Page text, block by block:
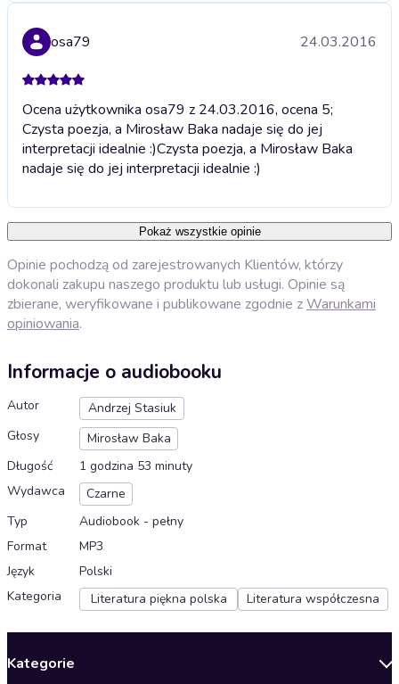
osa79 24.03.2016
Ocena użytkownika osa79 z 24.03.2016, ocena 5;
Czysta poezja, a Mirosław Baka nadaje się do jej
interpretacji idealnie :)Czysta poezja, a Mirosław Baka
nadaje się do jej interpretacji idealnie :)
Pokaż wszystkie opinie
Opinie pochodzą od zarejestrowanych Klientów, którzy
dokonali zakupu naszego produktu lub usługi. Opinie są
zbierane, weryfikowane i publikowane zgodnie zWarunkami
opiniowania.
Informacje o audiobooku
Autor
Andrzej Stasiuk
Głosy
Mirosław Baka
Długość
1 godzina 53 minuty
Wydawca
Czarne
Typ
Audiobook - pełny
Format
MP3
Język
Polski
Kategoria
Literatura piękna polska Literatura współczesna
Kategorie